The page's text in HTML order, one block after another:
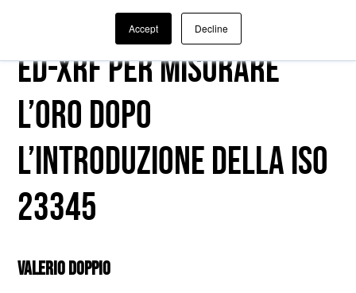
Accept Decline
L’uso della tecnologia
ED-XRF per misurare
l’oro dopo
l’introduzione della ISO
23345
Valerio Doppio